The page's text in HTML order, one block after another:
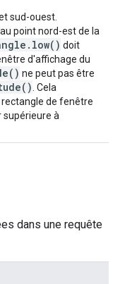
sud-ouest.
point nord-est de la
doit
d'affichage du
ne peut pas être
. Cela
de fenêtre
supérieure à
dans une requête